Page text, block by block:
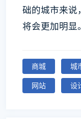
础的城市来说
将会更加明显。
商城 城
网站
设